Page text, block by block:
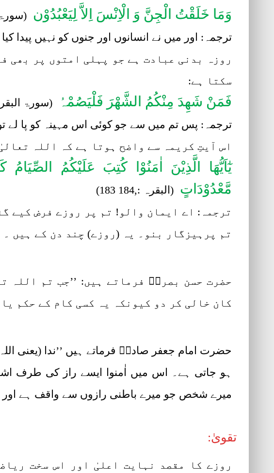
وَمَا خَلَقْتُ الْجِنَّ وَ الْاِنْسَ اِلاَّ لِیَعْبُدُوْن
(سورۃ
ترجمہ: اور میں نے انسانوں اور جنوں کو نہیں پیدا
روزہ بدنی عبادت ہے جو پہلی امتوں پر بھی
سکتا ہے:
فَمَنْ شَھِدَ مِنْکُمُ الشَّھْرَ فَلْیَصُمْہُ
(سورۃ
ترجمہ: پس تم میں سے جو کوئی اس مہینہ کو پا لے
اس آیتِ کریمہ سے واضح ہوتا ہے کہ اللہ
یٰٓاَیُّھَا الَّذِیْنَ اٰمَنُوْا کُتِبَ عَلَیْکُمُ
مَّعْدُوْدَاتٍ (البقرہ :,184 183)
ترجمہ: اے ایمان والو! تم پر روزے فرض کیے
تم پرہیزگار بنو۔ یہ (روزے) چند دن کے ہیں ۔
حضرت حسن بصریؒ فرماتے ہیں: ’’جب تم اللہ
کان خالی کر دو کیونکہ یہ کسی کام کے حکم یا
حضرت امام جعفر صادقؓ فرماتے ہیں ’’ندا (یعنی
ہو جاتی ہے۔ اس میں اٰمنوا ایسے راز کی طرف
میرے شخص جو میرے باطنی رازوں سے واقف ہے اور
تقویٰ:
روزے کا مقصد نہایت اعلیٰ اور اس سخت